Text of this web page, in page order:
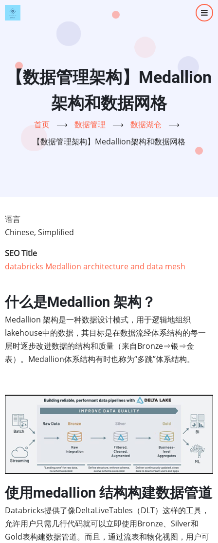
跳
转
【数据管理架构】Medallion
架构和数据网格
首页 ⟶ 数据管理 ⟶ 数据湖仓
⟶
【数据管理架构】Medallion架构和数据网格
语言
Chinese, Simplified
SEO Title
databricks Medallion architecture and data mesh
什么是Medallion 架构？
Medallion 架构是一种数据设计模式，用于逻辑地组织
lakehouse中的数据，其目标是在数据流经体系结构的每一
层时逐步改进数据的结构和质量（来自Bronze⇒银⇒金
表）。Medallion体系结构有时也称为“多跳”体系结构。
使用medallion 结构构建数据管道
Databricks提供了像DeltaLiveTables（DLT）这样的工具，
允许用户只需几行代码就可以立即使用Bronze、Silver和
Gold表构建数据管道。而且，通过流表和物化视图，用户可